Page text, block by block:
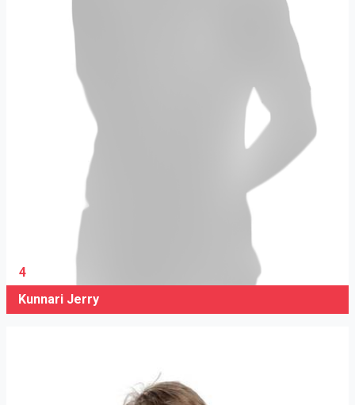
4
Kunnari Jerry